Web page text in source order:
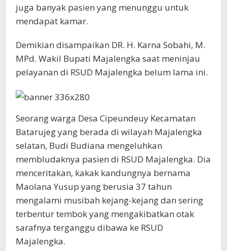
juga banyak pasien yang menunggu untuk
mendapat kamar.
Demikian disampaikan DR. H. Karna Sobahi, M.
MPd. Wakil Bupati Majalengka saat meninjau
pelayanan di RSUD Majalengka belum lama ini.
Seorang warga Desa Cipeundeuy Kecamatan
Batarujeg yang berada di wilayah Majalengka
selatan, Budi Budiana mengeluhkan
membludaknya pasien di RSUD Majalengka. Dia
menceritakan, kakak kandungnya bernama
Maolana Yusup yang berusia 37 tahun
mengalami musibah kejang-kejang dan sering
terbentur tembok yang mengakibatkan otak
sarafnya terganggu dibawa ke RSUD
Majalengka.